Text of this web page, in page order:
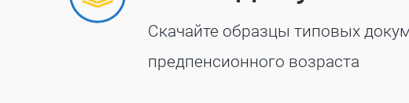
Скачайте образцы типовых
предпенсионного возраста